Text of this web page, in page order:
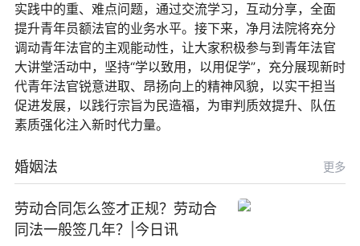
实践中的重、难点问题，通过交流学习，互动分享，全面
提升青年员额法官的业务水平。接下来，净月法院将充分
调动青年法官的主观能动性，让大家积极参与到青年法官
大讲堂活动中，坚持“学以致用，以用促学”，充分展现新时
代青年法官锐意进取、昂扬向上的精神风貌，以实干担当
促进发展，以践行宗旨为民造福，为审判质效提升、队伍
素质强化注入新时代力量。
婚姻法 更多
劳动合同怎么签才正规？劳动合
同法一般签几年？|今日讯